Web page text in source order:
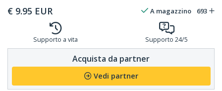
€ 9.95 EUR A magazzino 693
Supporto a vita Supporto 24/5
Acquista da partner
Vedi partner